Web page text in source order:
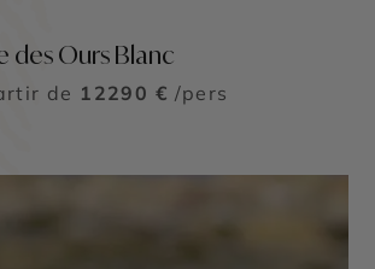
des Ours Blanc
de 12290 € /pers